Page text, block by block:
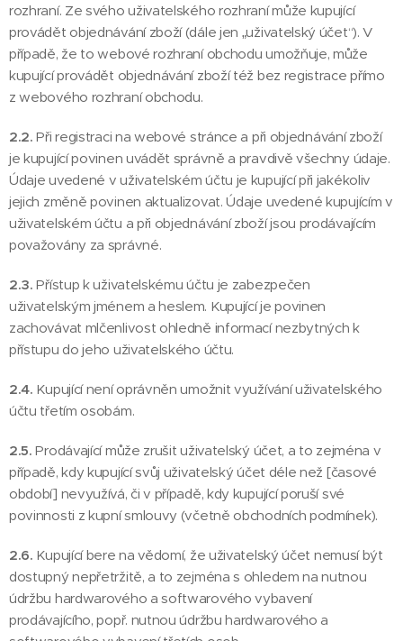
rozhraní. Ze svého uživatelského rozhraní může kupující
provádět objednávání zboží (dále jen „uživatelský účet“). V
případě, že to webové rozhraní obchodu umožňuje, může
kupující provádět objednávání zboží též bez registrace přímo
z webového rozhraní obchodu.
2.2.Při registraci na webové stránce a při objednávání zboží
je kupující povinen uvádět správně a pravdivě všechny údaje.
Údaje uvedené v uživatelském účtu je kupující při jakékoliv
jejich změně povinen aktualizovat. Údaje uvedené kupujícím v
uživatelském účtu a při objednávání zboží jsou prodávajícím
považovány za správné.
2.3.Přístup k uživatelskému účtu je zabezpečen
uživatelským jménem a heslem. Kupující je povinen
zachovávat mlčenlivost ohledně informací nezbytných k
přístupu do jeho uživatelského účtu.
2.4. Kupující není oprávněn umožnit využívání uživatelského
účtu třetím osobám.
2.5.Prodávající může zrušit uživatelský účet, a to zejména v
případě, kdy kupující svůj uživatelský účet déle než [časové
období] nevyužívá, či v případě, kdy kupující poruší své
povinnosti z kupní smlouvy (včetně obchodních podmínek).
2.6. Kupující bere na vědomí, že uživatelský účet nemusí být
dostupný nepřetržitě, a to zejména s ohledem na nutnou
údržbu hardwarového a softwarového vybavení
prodávajícího, popř. nutnou údržbu hardwarového a